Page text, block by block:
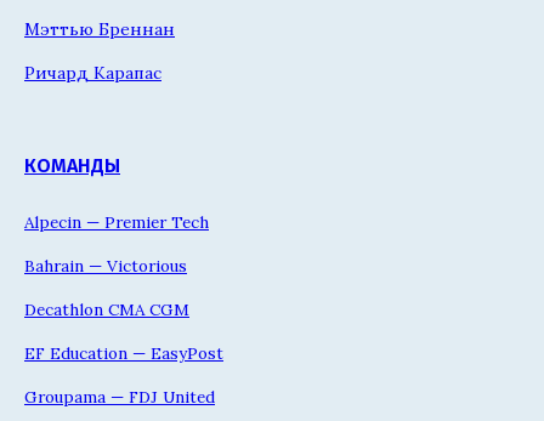
Мэттью Бреннан
Ричард Карапас
КОМАНДЫ
Alpecin — Premier Tech
Bahrain — Victorious
Decathlon CMA CGM
EF Education — EasyPost
Groupama — FDJ United